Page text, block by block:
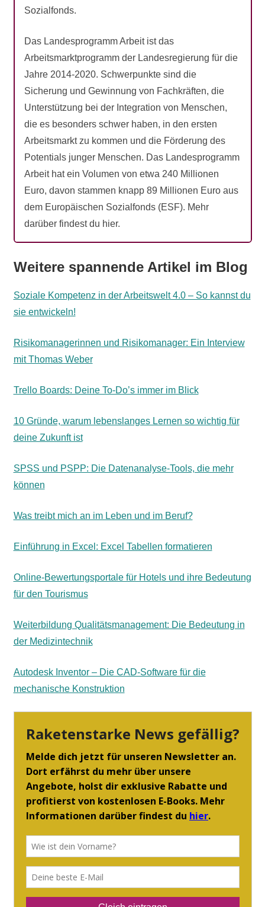
Sozialfonds.
Das Landesprogramm Arbeit ist das
Arbeitsmarktprogramm der Landesregierung für die
Jahre 2014-2020. Schwerpunkte sind die
Sicherung und Gewinnung von Fachkräften, die
Unterstützung bei der Integration von Menschen,
die es besonders schwer haben, in den ersten
Arbeitsmarkt zu kommen und die Förderung des
Potentials junger Menschen. Das Landesprogramm
Arbeit hat ein Volumen von etwa 240 Millionen
Euro, davon stammen knapp 89 Millionen Euro aus
dem Europäischen Sozialfonds (ESF). Mehr
darüber findest du hier.
Weitere spannende Artikel im Blog
Soziale Kompetenz in der Arbeitswelt 4.0 – So kannst du
sie entwickeln!
Risikomanagerinnen und Risikomanager: Ein Interview
mit Thomas Weber
Trello Boards: Deine To-Do’s immer im Blick
10 Gründe, warum lebenslanges Lernen so wichtig für
deine Zukunft ist
SPSS und PSPP: Die Datenanalyse-Tools, die mehr
können
Was treibt mich an im Leben und im Beruf?
Einführung in Excel: Excel Tabellen formatieren
Online-Bewertungsportale für Hotels und ihre Bedeutung
für den Tourismus
Weiterbildung Qualitätsmanagement: Die Bedeutung in
der Medizintechnik
Autodesk Inventor – Die CAD-Software für die
mechanische Konstruktion